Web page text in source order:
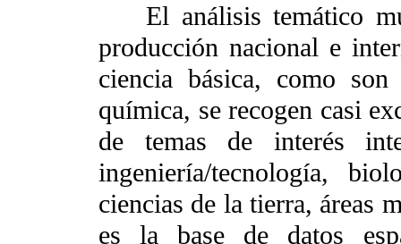
El análisis temático
producción nacional e
ciencia básica, como
química, se recogen casi
de temas de interés
ingeniería/tecnología,
ciencias de la tierra, áreas
es la base de datos